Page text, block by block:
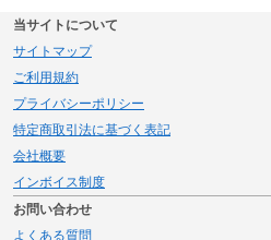
当サイトについて
サイトマップ
ご利用規約
プライバシーポリシー
特定商取引法に基づく表記
会社概要
インボイス制度
お問い合わせ
よくある質問